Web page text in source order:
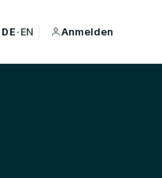
DE · EN Anmelden